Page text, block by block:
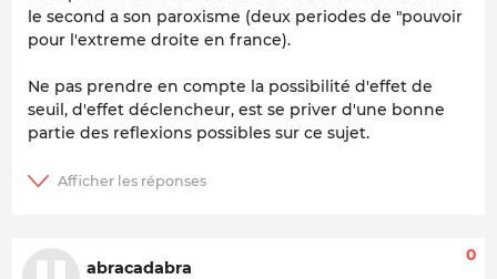
le second a son paroxisme (deux periodes de "pouvoir
pour l'extreme droite en france).
Ne pas prendre en compte la possibilité d'effet de
seuil, d'effet déclencheur, est se priver d'une bonne
partie des reflexions possibles sur ce sujet.
abracadabra
0